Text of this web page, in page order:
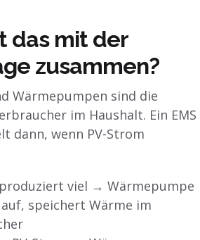
das mit der
zusammen?
Wärmepumpen sind die
im Haushalt. Ein EMS
dann, wenn PV-Strom
produziert viel → Wärmepumpe
speichert Wärme im